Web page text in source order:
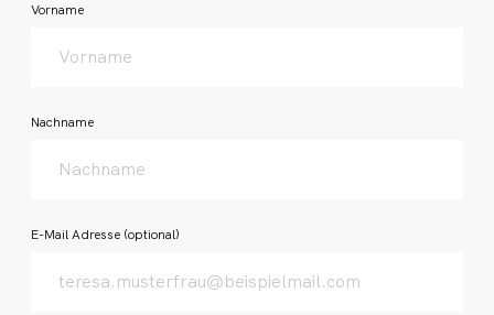
Vorname
Nachname
E-Mail Adresse (optional)